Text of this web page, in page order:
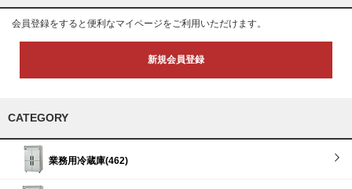
会員登録をすると便利なマイページをご利用いただけます。
新規会員登録
CATEGORY
業務用冷蔵庫(462)